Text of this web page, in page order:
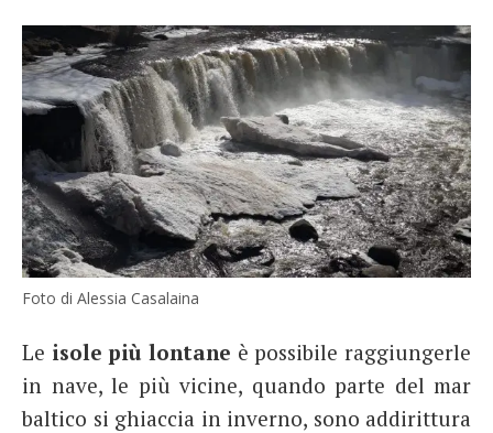
Foto di Alessia Casalaina
Le isole più lontane è possibile raggiungerle
in nave, le più vicine, quando parte del mar
baltico si ghiaccia in inverno, sono addirittura